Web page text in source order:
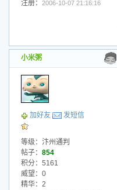
注册： 2006-10-07 21:16:16
小米粥
加好友 发短信
等级：汴州通判
帖子： 854
积分：5161
威望：0
精华：2